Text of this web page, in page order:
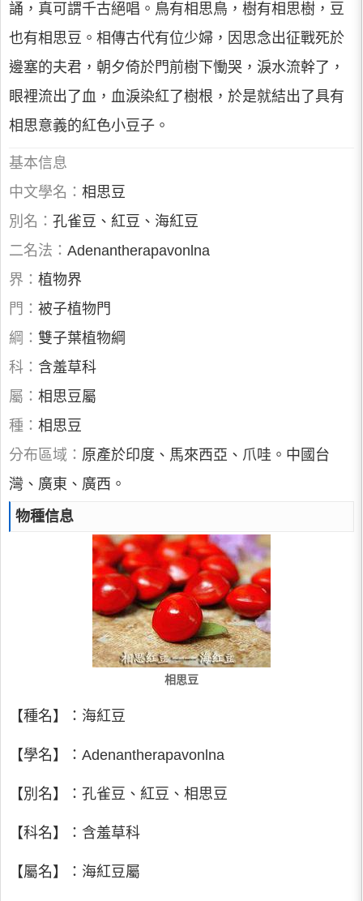
誦，真可謂千古絕唱。鳥有相思鳥，樹有相思樹，豆
也有相思豆。相傳古代有位少婦，因思念出征戰死於
邊塞的夫君，朝夕倚於門前樹下慟哭，淚水流幹了，
眼裡流出了血，血淚染紅了樹根，於是就結出了具有
相思意義的紅色小豆子。
基本信息
中文學名： 相思豆
別名： 孔雀豆、紅豆、海紅豆
二名法： Adenantherapavonlna
界： 植物界
門： 被子植物門
綱： 雙子葉植物綱
科： 含羞草科
屬： 相思豆屬
種： 相思豆
分布區域： 原產於印度、馬來西亞、爪哇。中國台
灣、廣東、廣西。
物種信息
相思豆
【種名】：海紅豆
【學名】：Adenantherapavonlna
【別名】：孔雀豆、紅豆、相思豆
【科名】：含羞草科
【屬名】：海紅豆屬